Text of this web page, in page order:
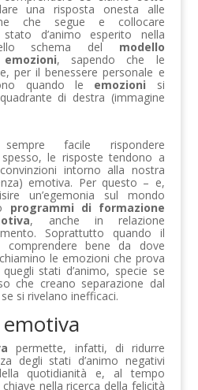
una risposta onesta alle
che segue e collocare
d’animo esperito nella
schema del modello
, sapendo che le
per il benessere personale e
quando le emozioni si
di destra (immagine
facile rispondere
le risposte tendono a
intorno alla nostra
emotiva. Per questo – e,
un’egemonia sul mondo
programmi di formazione
, anche in relazione
Soprattutto quando il
bene da dove
le emozioni che prova
stati d’animo, specie se
che creano separazione dal
si rivelano inefficaci.
emotiva
permette, infatti, di ridurre
degli stati d’animo negativi
quotidianità e, al tempo
nella ricerca della felicità